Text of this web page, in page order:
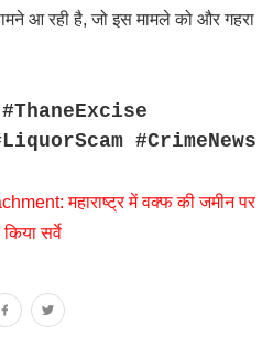
आ रही है, जो इस मामले को और गहरा
#CrimeNews
महाराष्ट्र में वक्फ की जमीन पर
सर्वे